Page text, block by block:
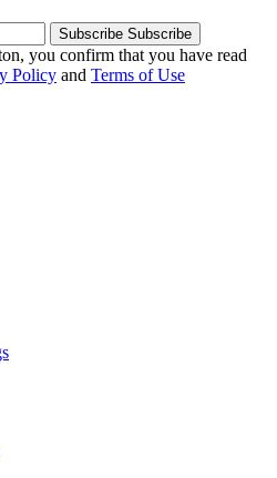
Subscribe Subscribe
you confirm that you have read
Policy and Terms of Use